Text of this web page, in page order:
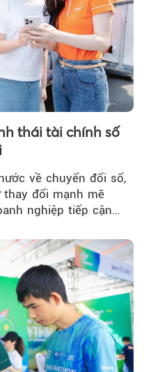
thái tài chính số
về chuyển đổi số,
thay đổi mạnh mẽ
nghiệp tiếp cận